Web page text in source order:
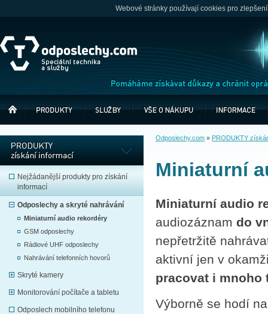
Webové stránky používají cookies pro
Nejžádanější produkty pro získání
informací
Odposlechy a skryté nahrávání
Miniaturní audio rekordéry
GSM odposlechy
Rádiové UHF odposlechy
Nahrávání telefonních hovorů
Skryté kamery
Monitorování počítače a tabletu
Odposlech mobilního telefonu
Odposlechy.com » PRODUKTY
Miniaturní
Miniaturní audio
audiozáznam do
nepřetržitě
aktivní jen v
pracovat i mnoho
Výborně se hodí